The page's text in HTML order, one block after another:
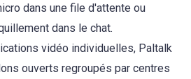
dans une file d'attente ou
dans le chat.
vidéo individuelles, Paltalk
ouverts regroupés par centres